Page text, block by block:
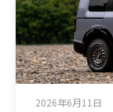
2026年6月11日